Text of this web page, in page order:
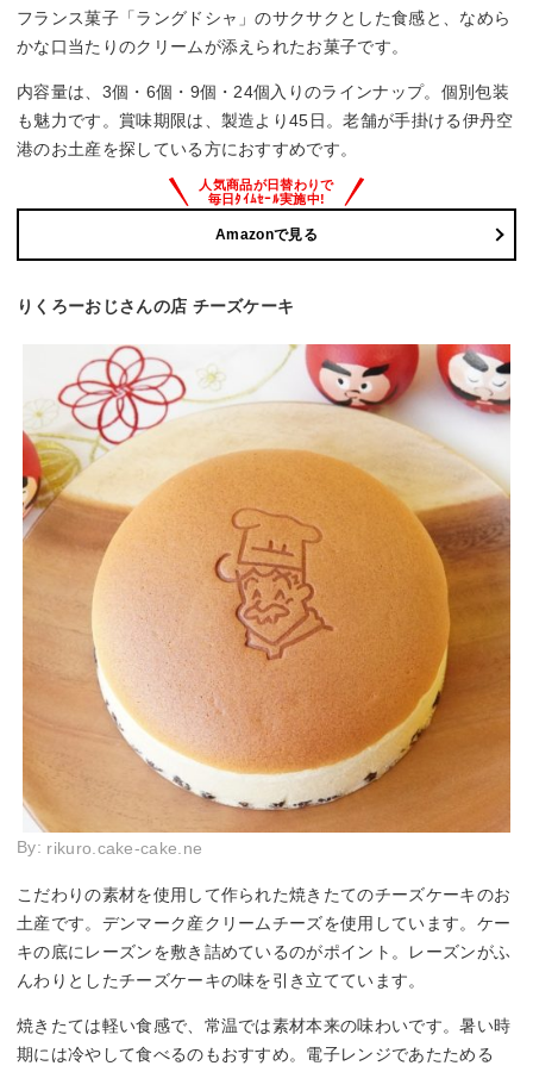
フランス菓子「ラングドシャ」のサクサクとした食感と、なめら
かな口当たりのクリームが添えられたお菓子です。
内容量は、3個・6個・9個・24個入りのラインナップ。個別包装
も魅力です。賞味期限は、製造より45日。老舗が手掛ける伊丹空
港のお土産を探している方におすすめです。
Amazonで見る
りくろーおじさんの店 チーズケーキ
By: rikuro.cake-cake.ne
こだわりの素材を使用して作られた焼きたてのチーズケーキのお
土産です。デンマーク産クリームチーズを使用しています。ケー
キの底にレーズンを敷き詰めているのがポイント。レーズンがふ
んわりとしたチーズケーキの味を引き立てています。
焼きたては軽い食感で、常温では素材本来の味わいです。暑い時
期には冷やして食べるのもおすすめ。電子レンジであたためる